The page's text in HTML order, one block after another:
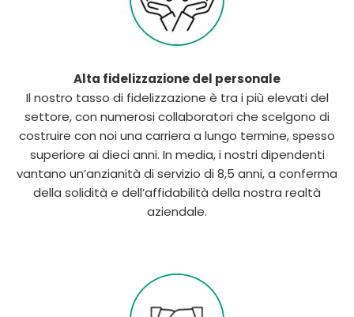
Alta fidelizzazione del personale
Il nostro tasso di fidelizzazione è tra i più elevati del
settore, con numerosi collaboratori che scelgono di
costruire con noi una carriera a lungo termine, spesso
superiore ai dieci anni. In media, i nostri dipendenti
vantano un’anzianità di servizio di 8,5 anni, a conferma
della solidità e dell’affidabilità della nostra realtà
aziendale.